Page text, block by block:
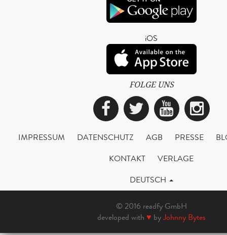
iOS
FOLGE UNS
Facebook
Twitter
IMPRESSUM DATENSCHUTZ AGB PRESSE
KONTAKT
VERLAGE
DEUTSCH
© 2016 readfy GmbH
developed with ♥ byJohnny Bytes